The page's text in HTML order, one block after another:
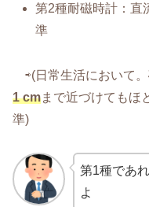
第2種耐磁時計：直
準
⇨(日常生活において
1 cmまで近づけてもほ
準)
第1種であ
よ